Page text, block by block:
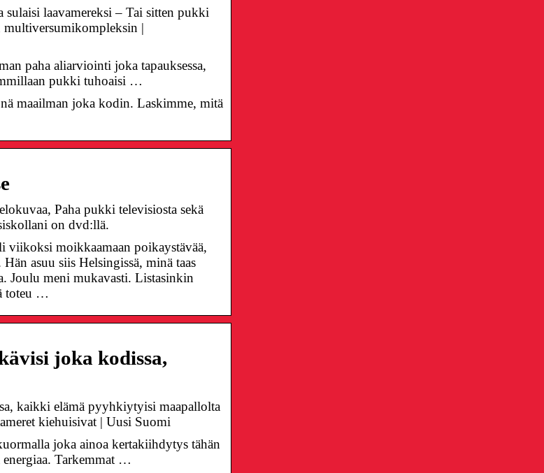
laavamereksi – Tai sitten pukki
multiversumikompleksin |
paha aliarviointi joka tapauksessa,
pukki tuhoaisi …
maailman joka kodin. Laskimme, mitä
Paha pukki televisiosta sekä
on dvd:llä.
viikoksi moikkaamaan poikaystävää,
asuu siis Helsingissä, minä taas
Joulu meni mukavasti. Listasinkin
toteu …
joka kodissa,
kaikki elämä pyyhkiytyisi maapallolta
kiehuisivat | Uusi Suomi
joka ainoa kertakiihdytys tähän
Tarkemmat …